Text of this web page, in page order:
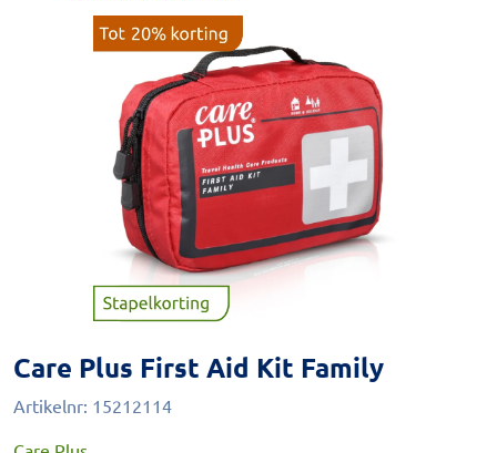
Care Plus First Aid Kit Family
Artikelnr: 15212114